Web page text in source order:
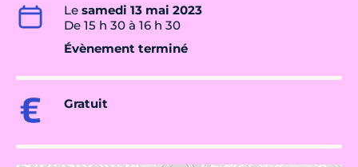
Le samedi 13 mai 2023
De 15 h 30 à 16 h 30
Évènement terminé
Gratuit